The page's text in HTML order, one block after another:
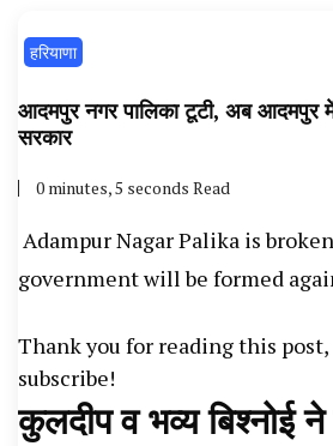
Taaja Khabar,
Weather Update in
Haryana Police Fir,
News, Student Portest
हरियाणा
आदमपुर नगर पालिका टूटी, अब आदमपुर में
सरकार
0 minutes, 5 seconds Read
Adampur Nagar Palika is
government will be formed
Thank you for reading this
subscribe!
कुलदीप व भव्य बिश्नोई